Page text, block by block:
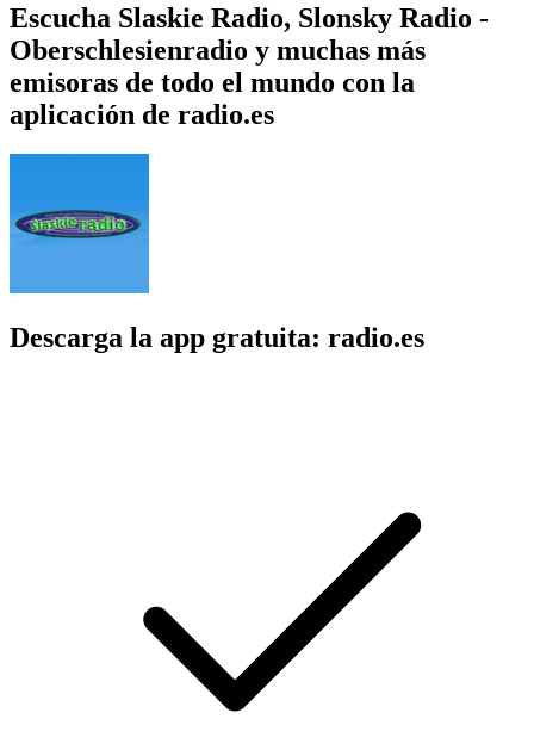
Escucha Slaskie Radio, Slonsky Radio -
Oberschlesienradio y muchas más
emisoras de todo el mundo con la
aplicación de radio.es
Descarga la app gratuita: radio.es